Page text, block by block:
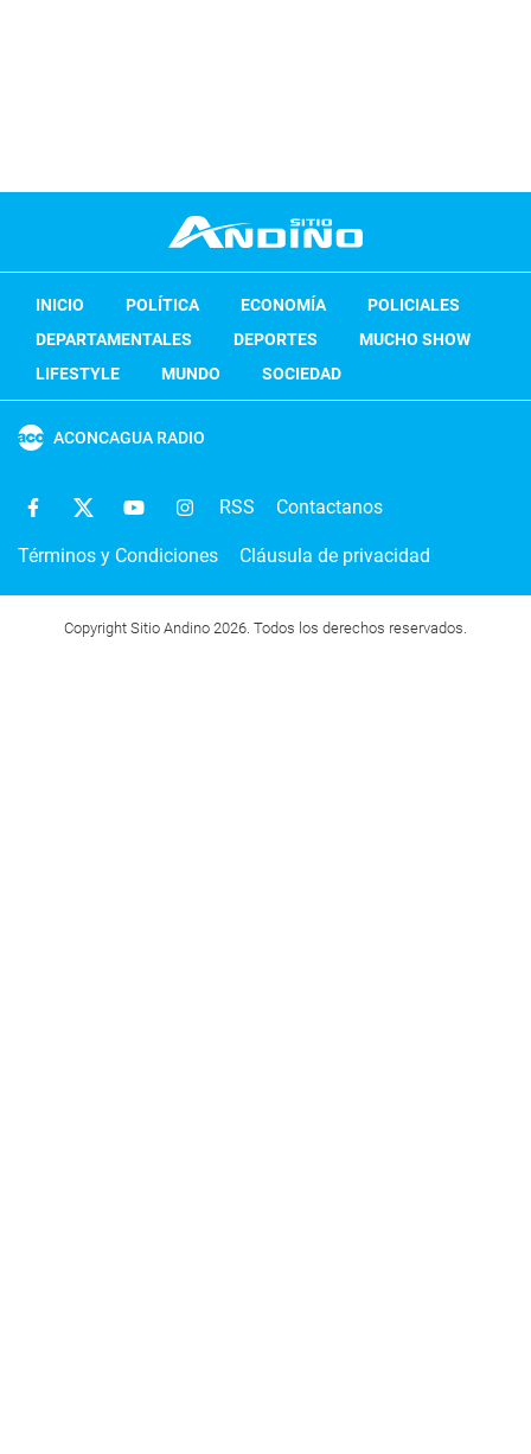
INICIO POLÍTICA ECONOMÍA
POLICIALES
DEPARTAMENTALES
DEPORTES
MUCHO SHOW
LIFESTYLE
MUNDO SOCIEDAD
ACONCAGUA RADIO
RSS Contactanos
Términos y Condiciones Cláusula de privacidad
Copyright Sitio Andino 2026. Todos los derechos reservados.